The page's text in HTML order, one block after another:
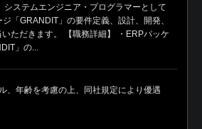
システムエンジニア・プログラマーとして
「GRANDIT」の要件定義、設計、開発、
ただきます。 【職務詳細】 ・ERPパッケ
」の...
、年齢を考慮の上、同社規定により優遇